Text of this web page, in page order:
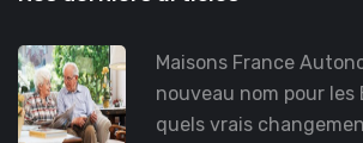
Maisons France
nouveau nom pour les
quels vrais